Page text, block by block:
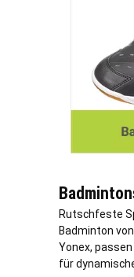
Rutschfeste
Badminton
Yonex,
für